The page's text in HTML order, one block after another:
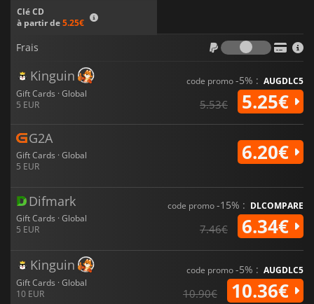
Clé CD
à partir de5.25€
Frais
Frais
Kinguin
Gift Cards · Global
5 EUR
code promo-5% : AUGDLC5
5.53€ 5.25€
G2A
Gift Cards · Global
5 EUR
6.20€
Difmark
Gift Cards · Global
5 EUR
code promo-15% : DLCOMPARE
7.46€ 6.34€
Kinguin
Gift Cards · Global
10 EUR
code promo-5% : AUGDLC5
10.90€ 10.36€